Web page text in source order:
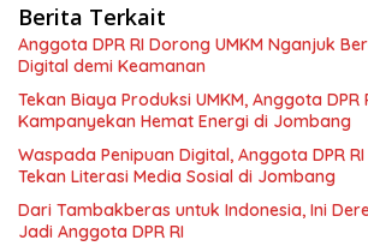
Berita Terkait
Anggota DPR RI Dorong UMKM Nganjuk
Digital demi Keamanan
Tekan Biaya Produksi UMKM, Anggota
Kampanyekan Hemat Energi di Jombang
Waspada Penipuan Digital, Anggota DPR
Tekan Literasi Media Sosial di Jombang
Dari Tambakberas untuk Indonesia, Ini
Jadi Anggota DPR RI